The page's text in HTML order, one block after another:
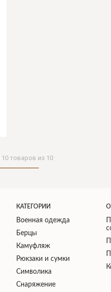
10 товаров из 10
КАТЕГОРИИ
Военная одежда
Берцы
Камуфляж
Рюкзаки и сумки
Символика
Снаряжение
О